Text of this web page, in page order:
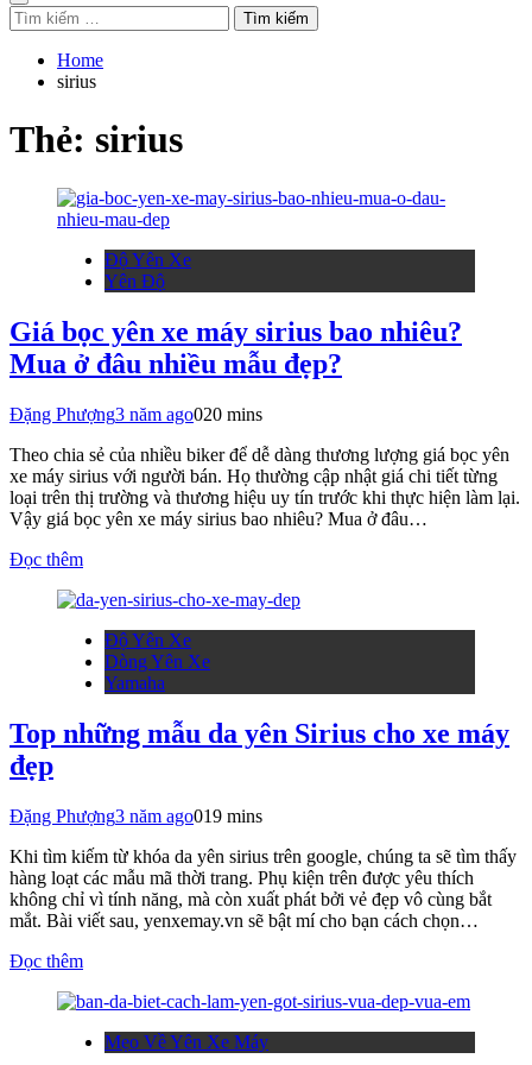
Tìm
kiếm
cho:
Home
sirius
Thẻ: sirius
Độ Yên Xe
Yên Độ
Giá bọc yên xe máy sirius bao nhiêu?
Mua ở đâu nhiều mẫu đẹp?
Đặng Phượng3 năm ago020 mins
Theo chia sẻ của nhiều biker để dễ dàng thương lượng giá bọc yên
xe máy sirius với người bán. Họ thường cập nhật giá chi tiết từng
loại trên thị trường và thương hiệu uy tín trước khi thực hiện làm lại.
Vậy giá bọc yên xe máy sirius bao nhiêu? Mua ở đâu…
Đọc thêm
Độ Yên Xe
Dòng Yên Xe
Yamaha
Top những mẫu da yên Sirius cho xe máy
đẹp
Đặng Phượng3 năm ago019 mins
Khi tìm kiếm từ khóa da yên sirius trên google, chúng ta sẽ tìm thấy
hàng loạt các mẫu mã thời trang. Phụ kiện trên được yêu thích
không chỉ vì tính năng, mà còn xuất phát bởi vẻ đẹp vô cùng bắt
mắt. Bài viết sau, yenxemay.vn sẽ bật mí cho bạn cách chọn…
Đọc thêm
Mẹo Về Yên Xe Máy